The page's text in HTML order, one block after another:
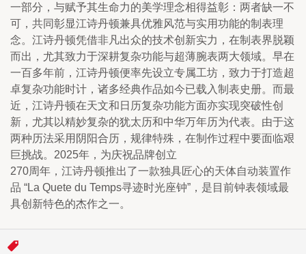
一部分，与赋予其生命力的美学理念相得益彰：两者缺一不
可，共同彰显江诗丹顿兼具优雅风范与实用功能的制表理
念。江诗丹顿凭借非凡出众的技术创新实力，在制表界脱颖
而出，尤其致力于深耕复杂功能与超薄腕表两大领域。早在
一百多年前，江诗丹顿便率先设立专属工坊，致力于打造超
卓复杂功能时计，诸多经典作品如今已载入制表史册。而最
近，江诗丹顿在天文和日历复杂功能方面亦实现突破性创
新，尤其以精妙复杂的犹太历和中华万年历为代表。由于这
两种历法采用阴阳合历，规律特殊，在制作过程中要面临艰
巨挑战。2025年，为庆祝品牌创立
270周年，江诗丹顿推出了一款独具匠心的天体自动装置作
品 “La Quete du Temps寻迹时光座钟”，是目前钟表领域最
具创新特色的杰作之一。